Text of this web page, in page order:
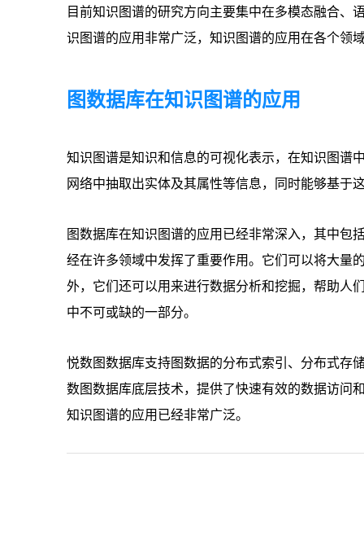
目前知识图谱的研究方向主要集中在多模态融合、
识图谱的应用非常广泛，知识图谱的应用在各个领
图数据库在知识图谱的应用
知识图谱是知识和信息的可视化表示，在知识图谱
网络中抽取出实体及其属性等信息，同时能够基于
图数据库在知识图谱的应用已经非常深入，其中包
经在许多领域中发挥了重要作用。它们可以将大量
外，它们还可以用来进行数据分析和挖掘，帮助人
中不可或缺的一部分。
悦数图数据库支持图数据的分布式索引、分布式存
数图数据库底层技术，提供了快速有效的数据访问
知识图谱的应用已经非常广泛。